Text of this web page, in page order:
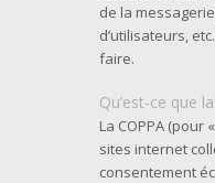
de la
d’utilisateurs,
faire.
Qu’est-ce que
La COPPA (pour
sites internet
consentement